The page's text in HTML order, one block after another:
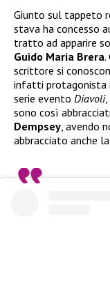
Giunto sul tappeto
stava ha concesso
tratto ad apparire
Guido Maria Brera.
scrittore si
infatti protagonista
serie evento Diavoli
sono così
Dempsey, avendo
abbracciato anche